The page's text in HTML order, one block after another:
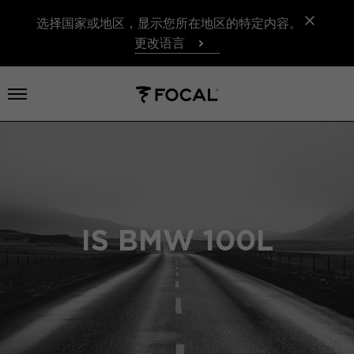
选择国家或地区，显示您所在地区的特定内容。
更改语言
打开菜单
IS BMW 100L